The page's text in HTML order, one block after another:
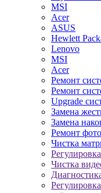
MSI
Acer
ASUS
Hewlett
Lenovo
MSI
Acer
Ремонт
Ремонт
Upgrade
Замена
Замена
Ремонт
Чистка
Регулировка
Чистка